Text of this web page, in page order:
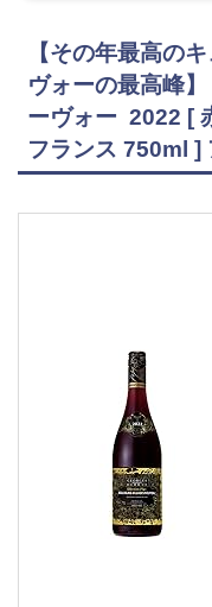
【その年最高の
ヴォーの最高峰
ーヴォー 2022 [
フランス 750ml ]